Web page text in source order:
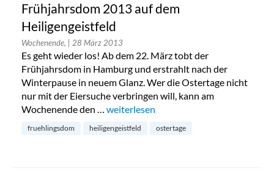
Frühjahrsdom 2013 auf dem
Heiligengeistfeld
Wochenende, | 28 März 2013
Es geht wieder los! Ab dem 22. März tobt der
Frühjahrsdom in Hamburg und erstrahlt nach der
Winterpause in neuem Glanz. Wer die Ostertage nicht
nur mit der Eiersuche verbringen will, kann am
Wochenende den … „Frühjahrsdom 2013 auf dem
weiterlesen
fruehlingsdom heiligengeistfeld ostertage